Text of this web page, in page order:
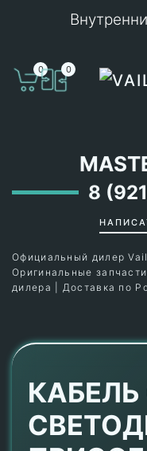
0 0
8
Официальный дилер
Оригинальные
дилера | Доставка по